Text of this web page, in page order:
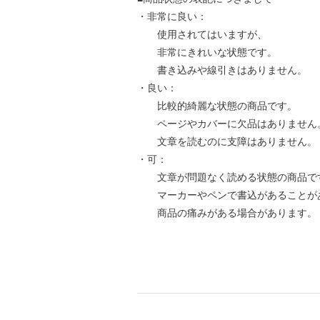
・非常に良い：
使用されてはいますが、
非常にきれいな状態です。
書き込みや線引きはありません。
・良い：
比較的綺麗な状態の商品です。
ページやカバーに欠品はありません
文章を読むのに支障はありません。
・可：
文章が問題なく読める状態の商品で
マーカーやペンで書込があることが
商品の痛みがある場合があります。